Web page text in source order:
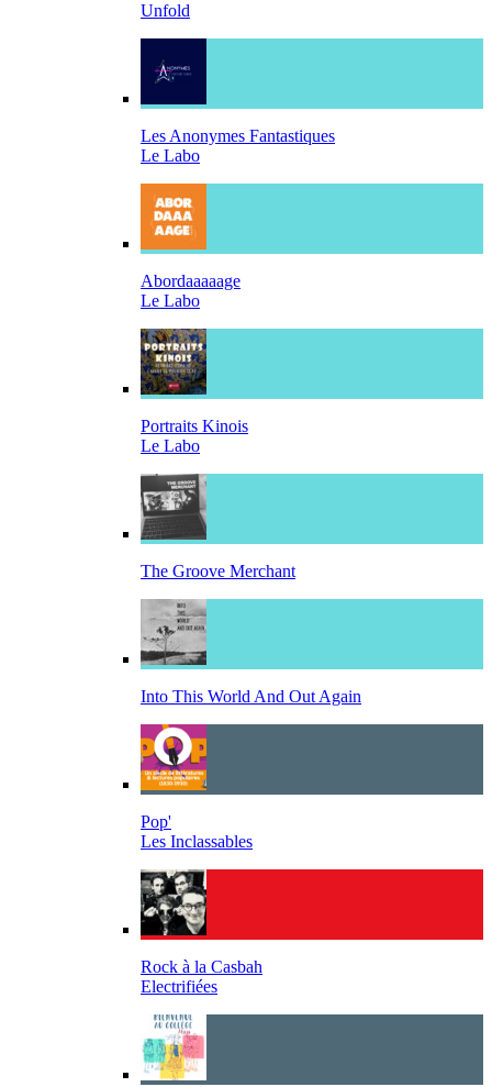
Unfold
Les Anonymes Fantastiques
Le Labo
Abordaaaaage
Le Labo
Portraits Kinois
Le Labo
The Groove Merchant
Into This World And Out Again
Pop'
Les Inclassables
Rock à la Casbah
Electrifiées